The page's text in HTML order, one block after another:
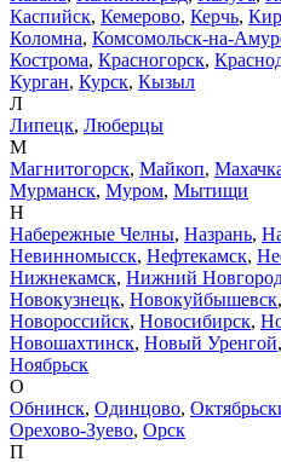
Каспийск, Кемерово, Керчь,
Коломна, Комсомольск-на-
Кострома, Красногорск,
Курган, Курск, Кызыл
Л
Липецк, Люберцы
М
Магнитогорск, Майкоп,
Мурманск, Муром, Мытищи
Н
Набережные Челны, Назрань,
Невинномысск, Нефтекамск,
Нижнекамск, Нижний
Новокузнецк, Новокуйбышевск,
Новороссийск, Новосибирск,
Новошахтинск, Новый Уренгой,
Ноябрьск
О
Обнинск, Одинцово,
Орехово-Зуево, Орск
П